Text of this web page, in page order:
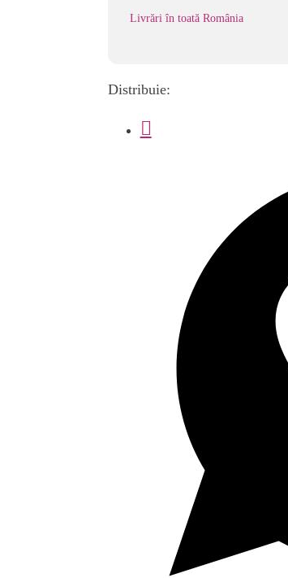
Livrări în toată România
Distribuie: